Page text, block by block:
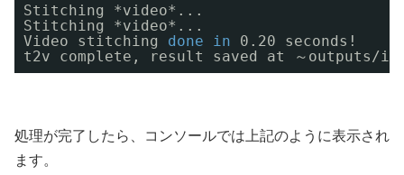
Stitching *video*...
Stitching *video*...
Video stitching done in
0.20 seconds!
t2v complete, result saved at ～outputs /
処理が完了したら、コンソールでは上記のように表示され
ます。